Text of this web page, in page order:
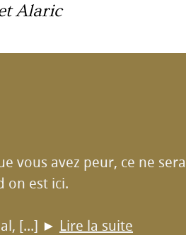
Alaric
vous avez peur, ce ne
on est ici.
[...] ► Lire la suite